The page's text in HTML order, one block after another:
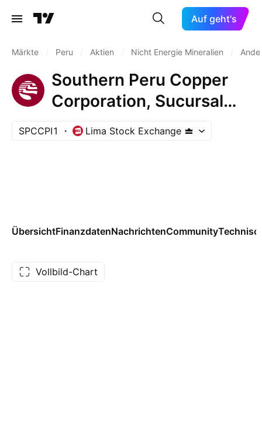
Auf geht's
Märkte Peru Aktien Nicht Energie Mineralien
Southern Peru Copper
Corporation, Sucursal
del Peru
SPCCPI1 Lima Stock Exchange
ÜbersichtFinanzdatenNachrichtenCommunity
Vollbild-Chart